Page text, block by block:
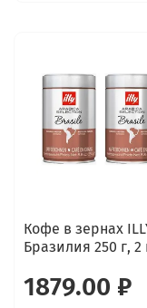
Кофе в зернах
Бразилия 250 г, 2
1879.00 ₽